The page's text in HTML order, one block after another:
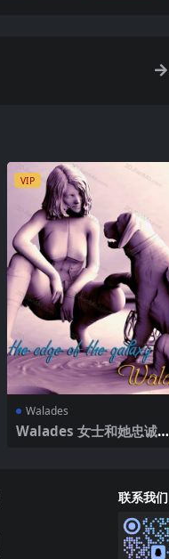
VIP
Walades
Walades 女士和她忠诚的
联系我们